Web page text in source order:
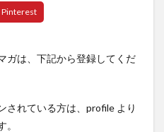
ガは、下記から登録してくだ
されている方は、profile より